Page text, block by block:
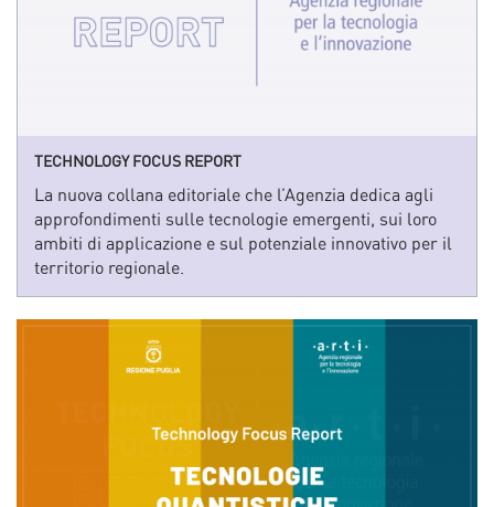
TECHNOLOGY FOCUS REPORT
La nuova collana editoriale che l’Agenzia dedica agli
approfondimenti sulle tecnologie emergenti, sui loro
ambiti di applicazione e sul potenziale innovativo per il
territorio regionale.